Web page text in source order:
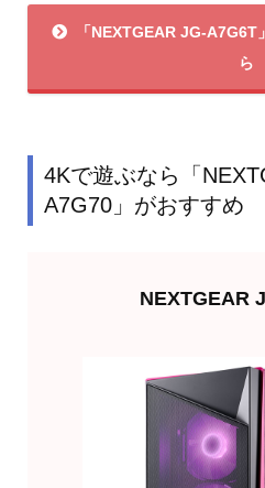
「NEXTGEAR JG-
ら
4Kで遊ぶなら「
A7G70」がおすすめ
NEXTGEAR